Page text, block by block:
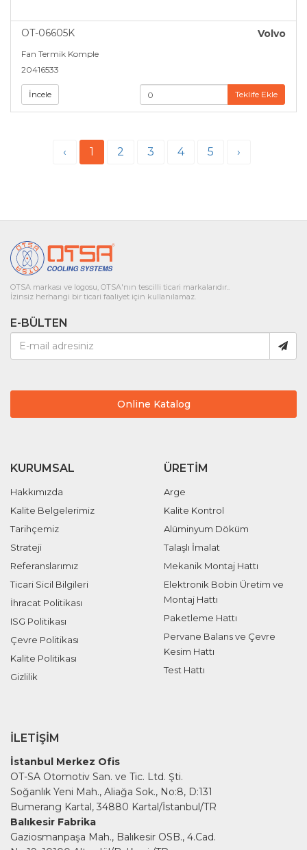
OT-06605K Volvo
Fan Termik Komple
20416533
İncele Teklife Ekle
‹ 1 2 3 4 5 ›
OTSA markası ve logosu, OTSA'nın tescilli ticari markalarıdır..
İzinsiz herhangi bir ticari faaliyet için kullanılamaz.
E-BÜLTEN
Online Katalog
KURUMSAL
Hakkımızda
Kalite Belgelerimiz
Tarihçemiz
Strateji
Referanslarımız
Ticari Sicil Bilgileri
İhracat Politikası
ISG Politikası
Çevre Politikası
Kalite Politikası
Gizlilik
ÜRETIM
Arge
Kalite Kontrol
Alüminyum Döküm
Talaşlı İmalat
Mekanik Montaj Hattı
Elektronik Bobin Üretim ve
Montaj Hattı
Paketleme Hattı
Pervane Balans ve Çevre
Kesim Hattı
Test Hattı
İLETIŞIM
İstanbul Merkez Ofis
OT-SA Otomotiv San. ve Tic. Ltd. Şti.
Soğanlık Yeni Mah., Aliağa Sok., No:8, D:131
Bumerang Kartal, 34880 Kartal/İstanbul/TR
Balıkesir Fabrika
Gaziosmanpaşa Mah., Balıkesir OSB., 4.Cad.